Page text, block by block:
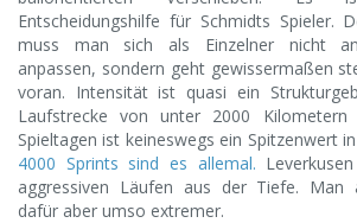
Entscheidungshilfe für Schmidts Spieler.
muss man sich als Einzelner nicht an
anpassen, sondern geht gewissermaßen
voran. Intensität ist quasi ein
Laufstrecke von unter 2000
Spieltagen ist keineswegs ein Spitzenwert
4000 Sprints sind es allemal.
aggressiven Läufen aus der Tiefe. Man
dafür aber umso extremer.